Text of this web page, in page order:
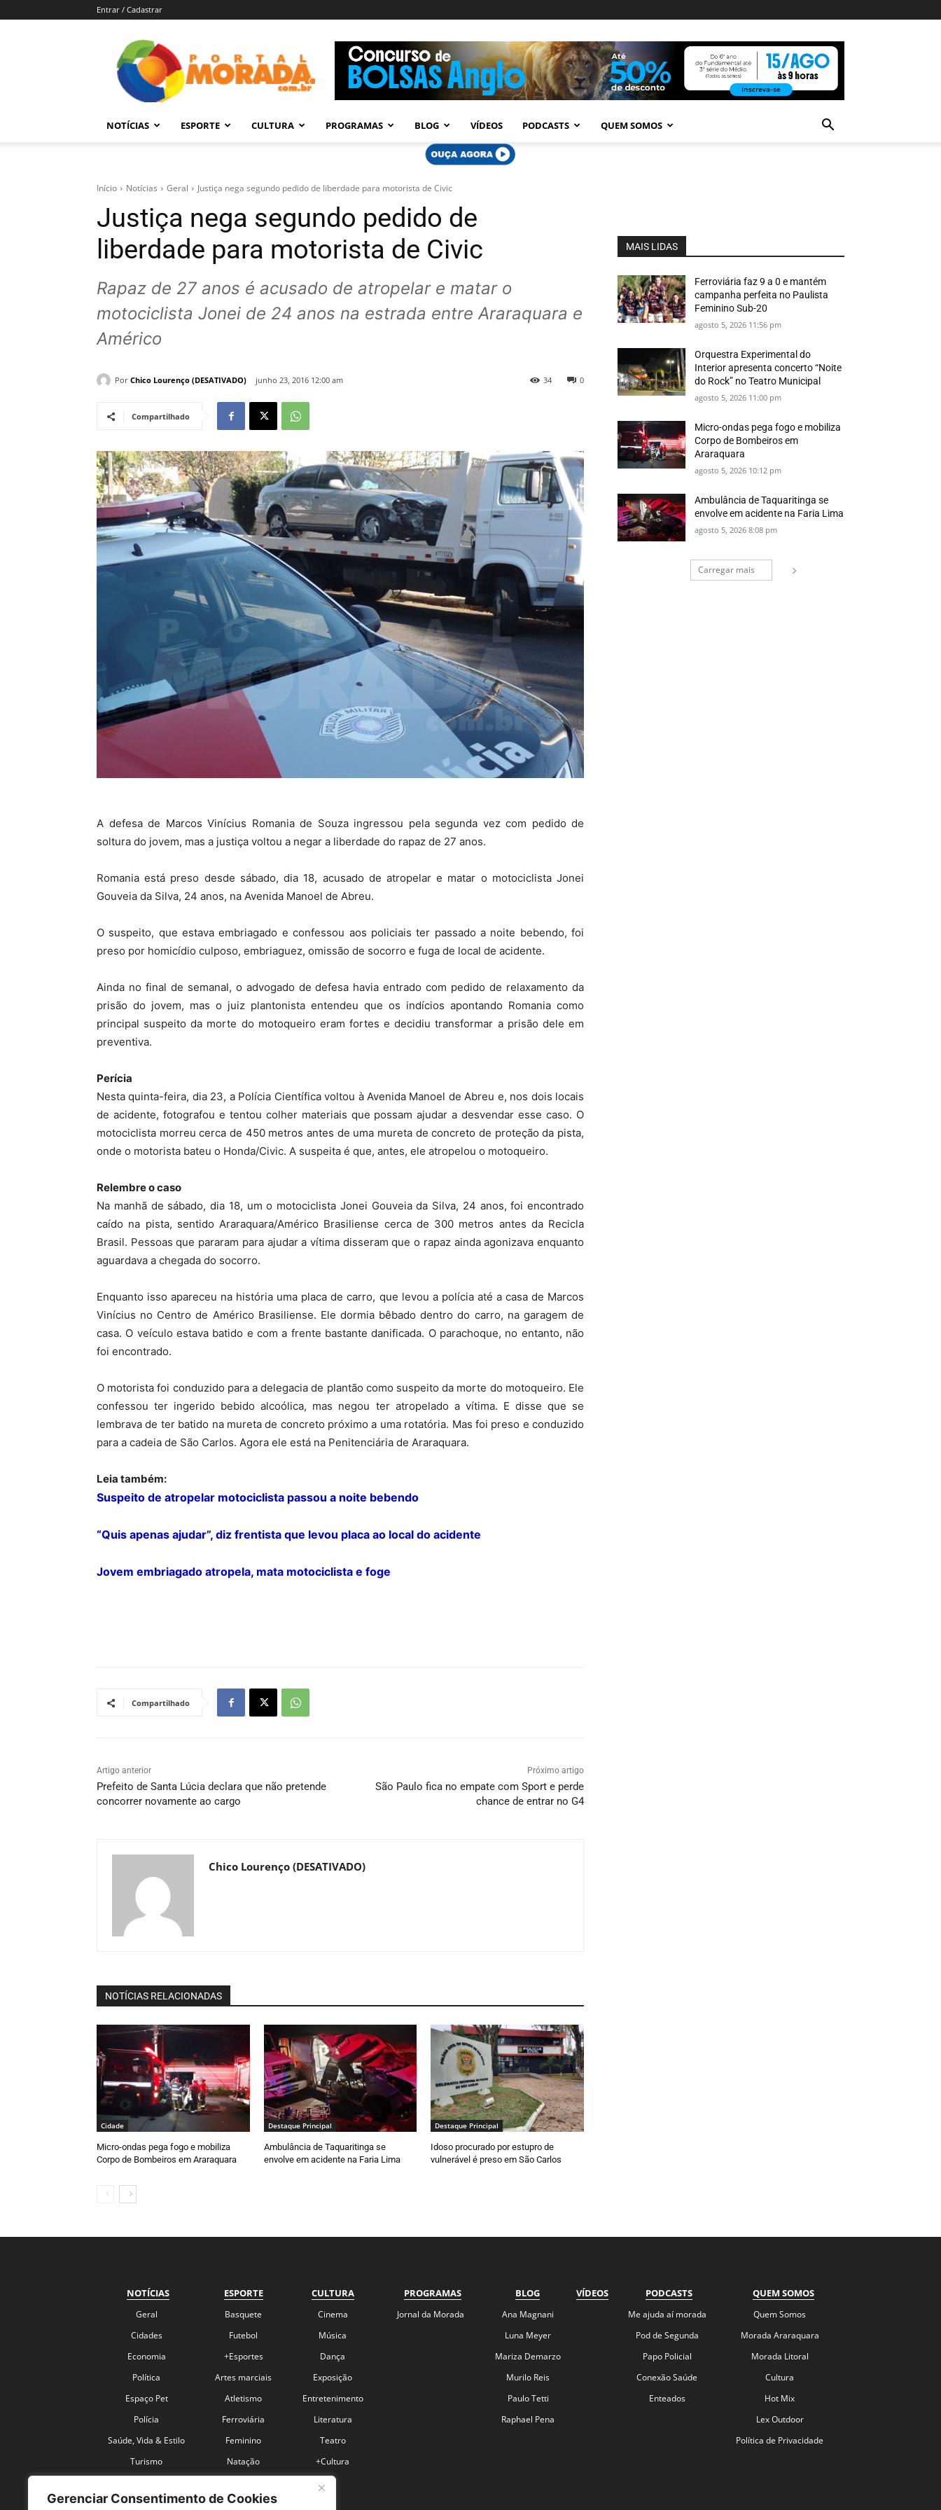
Gerenciar Consentimento de Cookies
Entrar / Cadastrar
Morada
–
Araraquara
NOTÍCIAS ESPORTE CULTURA PROGRAMAS BLOG VÍDEOS PODCASTS QUEM SOMOS
Início Notícias Geral Justiça nega segundo pedido de liberdade para motorista de Civic
Justiça nega segundo pedido de
liberdade para motorista de Civic
Rapaz de 27 anos é acusado de atropelar e matar o
motociclista Jonei de 24 anos na estrada entre Araraquara e
Américo
Por Chico Lourenço (DESATIVADO) junho 23, 2016 12:00 am 0
34
Compartilhado
A defesa de Marcos Vinícius Romania de Souza ingressou pela segunda vez com pedido de
soltura do jovem, mas a justiça voltou a negar a liberdade do rapaz de 27 anos.
Romania está preso desde sábado, dia 18, acusado de atropelar e matar o motociclista Jonei
Gouveia da Silva, 24 anos, na Avenida Manoel de Abreu.
O suspeito, que estava embriagado e confessou aos policiais ter passado a noite bebendo, foi
preso por homicídio culposo, embriaguez, omissão de socorro e fuga de local de acidente.
Ainda no final de semanal, o advogado de defesa havia entrado com pedido de relaxamento da
prisão do jovem, mas o juiz plantonista entendeu que os indícios apontando Romania como
principal suspeito da morte do motoqueiro eram fortes e decidiu transformar a prisão dele em
preventiva.
Perícia
Nesta quinta-feira, dia 23, a Polícia Científica voltou à Avenida Manoel de Abreu e, nos dois locais
de acidente, fotografou e tentou colher materiais que possam ajudar a desvendar esse caso. O
motociclista morreu cerca de 450 metros antes de uma mureta de concreto de proteção da pista,
onde o motorista bateu o Honda/Civic. A suspeita é que, antes, ele atropelou o motoqueiro.
Relembre o caso
Na manhã de sábado, dia 18, um o motociclista Jonei Gouveia da Silva, 24 anos, foi encontrado
caído na pista, sentido Araraquara/Américo Brasiliense cerca de 300 metros antes da Recicla
Brasil. Pessoas que pararam para ajudar a vítima disseram que o rapaz ainda agonizava enquanto
aguardava a chegada do socorro.
Enquanto isso apareceu na história uma placa de carro, que levou a polícia até a casa de Marcos
Vinícius no Centro de Américo Brasiliense. Ele dormia bêbado dentro do carro, na garagem de
casa. O veículo estava batido e com a frente bastante danificada. O parachoque, no entanto, não
foi encontrado.
O motorista foi conduzido para a delegacia de plantão como suspeito da morte do motoqueiro. Ele
confessou ter ingerido bebido alcoólica, mas negou ter atropelado a vítima. E disse que se
lembrava de ter batido na mureta de concreto próximo a uma rotatória. Mas foi preso e conduzido
para a cadeia de São Carlos. Agora ele está na Penitenciária de Araraquara.
Leia também:
Suspeito de atropelar motociclista passou a noite bebendo
“Quis apenas ajudar”, diz frentista que levou placa ao local do acidente
Jovem embriagado atropela, mata motociclista e foge
Compartilhado
Artigo anterior
Prefeito de Santa Lúcia declara que não pretende
concorrer novamente ao cargo
Próximo artigo
São Paulo fica no empate com Sport e perde
chance de entrar no G4
Chico Lourenço (DESATIVADO)
NOTÍCIAS RELACIONADAS
Cidade
Micro-ondas pega fogo e mobiliza
Corpo de Bombeiros em Araraquara
Destaque Principal
Ambulância de Taquaritinga se
envolve em acidente na Faria Lima
Destaque Principal
Idoso procurado por estupro de
vulnerável é preso em São Carlos
MAIS LIDAS
Ferroviária faz 9 a 0 e mantém
campanha perfeita no Paulista
Feminino Sub-20
agosto 5, 2026 11:56 pm
Orquestra Experimental do
Interior apresenta concerto “Noite
do Rock” no Teatro Municipal
agosto 5, 2026 11:00 pm
Micro-ondas pega fogo e mobiliza
Corpo de Bombeiros em
Araraquara
agosto 5, 2026 10:12 pm
Ambulância de Taquaritinga se
envolve em acidente na Faria Lima
agosto 5, 2026 8:08 pm
Carregar mais
NOTÍCIAS
Geral
Cidades
Economia
Política
Espaço Pet
Polícia
Saúde, Vida & Estilo
Turismo
ESPORTE
Basquete
Futebol
+Esportes
Artes marciais
Atletismo
Ferroviária
Feminino
Natação
CULTURA
Cinema
Música
Dança
Exposição
Entretenimento
Literatura
Teatro
+Cultura
PROGRAMAS
Jornal da Morada
BLOG
Ana Magnani
Luna Meyer
Mariza Demarzo
Murilo Reis
Paulo Tetti
Raphael Pena
VÍDEOS PODCASTS
Me ajuda aí morada
Pod de Segunda
Papo Policial
Conexão Saúde
Enteados
QUEM SOMOS
Quem Somos
Morada Araraquara
Morada Litoral
Cultura
Hot Mix
Lex Outdoor
Política de Privacidade